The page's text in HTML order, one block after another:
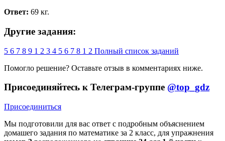
Ответ: 69 кг.
Другие задания:
5 6 7 8 9 1 2 3 4 5 6 7 8 1 2 Полный список заданий
Помогло решение? Оставьте отзыв в комментариях ниже.
Присоединяйтесь к Телеграм-группе @top_gdz
Присоединиться
Мы подготовили для вас ответ c подробным объяснением
домашего задания по математике за 2 класс, для упражнения